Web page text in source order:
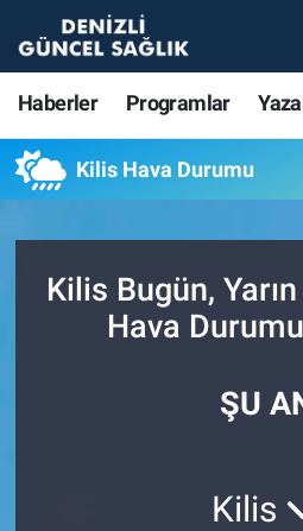
Haberler Programlar
Kilis Hava Durumu
Kilis Bugün,
Hava
ŞU
Kilis
Haberler
Güncel Sağlık
Beslenme
Estetik ve Güzellik
Merkezefendi Nöbetçi
Süper Lig Puan Durumu
Tüm Manşetler
Son Dakika Haberleri